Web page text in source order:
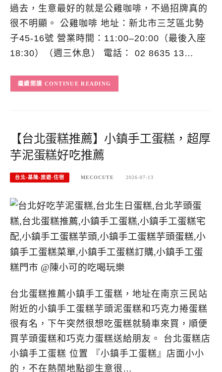
過去，生意最好的就是公雞咖啡，不過招牌真的
很不明顯。 公雞咖啡 地址：新北市三芝區北勢
子45-16號 營業時間：11:00–20:00（最後入座
18:30）（週三休息） 電話： 02 8635 13…
CONTINUE READING
【台北蛋糕推薦】小鎮手工蛋糕，超厚
芋泥蛋糕好吃推薦
台北-基隆-旅遊-住宿 MECOCUTE 2026-07-13
台北蛋糕推薦小鎮手工蛋糕，地址在南京三民站
附近的小鎮手工蛋糕芋頭泥蛋糕和巧克力捲蛋糕
很有名，下午突然很想吃蛋糕就騎車來買，順便
買芋頭蛋糕和巧克力蛋糕送給朋友。 台北蛋糕店
小鎮手工蛋糕 位置 『小鎮手工蛋糕』店面小小
的，不在熱鬧地點卻生意很…